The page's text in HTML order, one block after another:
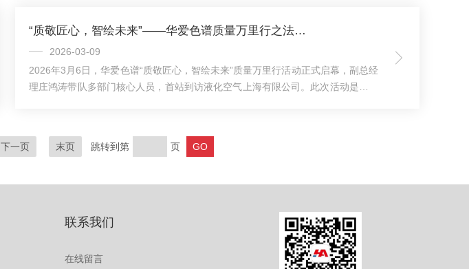
（TC、SC及行业标委会）、标准化工作组、专业协会及技术机构的负责人齐聚一
堂，围绕“十四五”标准化工作成果、20...
“质敬匠心，智绘未来”——华爱色谱质量万里行之法液空
2026-03-09
2026年3月6日，华爱色谱“质敬匠心，智绘未来”质量万里行活动正式启幕，副总经
理庄鸿涛带队多部门核心人员，首站到访液化空气上海有限公司。此次活动是华爱
全球工业与健康领域气体、技术和服务的企业之一。目前在华布局多家工厂，业务
覆盖工业及医用气体运营、工程制造等多个领域，对生产检测环节的专业度和品质
下一页 末页 跳转到第 页
联系我们
在线留言